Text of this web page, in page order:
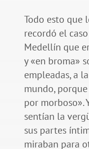
Todo esto que
recordó el
Medellín que
y «en broma»
empleadas, a
mundo,
por morboso».
sentían la
sus partes
miraban para